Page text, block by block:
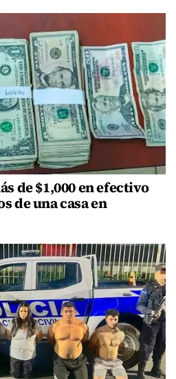
de $1,000 en efectivo
de una casa en